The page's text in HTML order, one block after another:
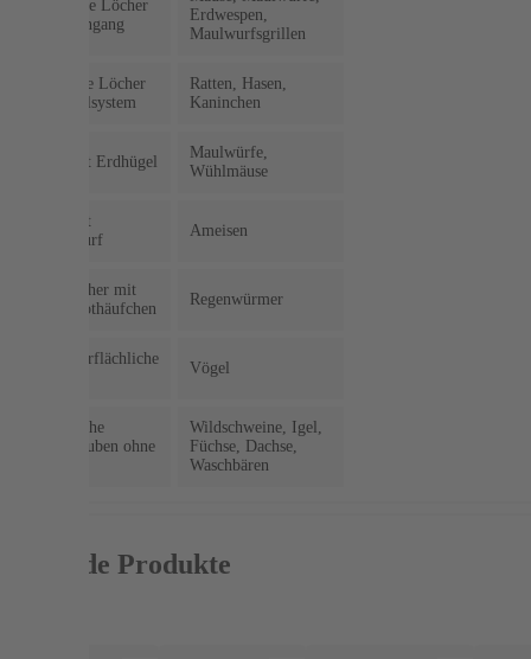
kleine, tiefe Löcher
mit Höhlengang
Erdwespen,
Maulwurfsgrillen
große, tiefe Löcher
mit Tunnelsystem
Ratten, Hasen,
Kaninchen
Löcher mit Erdhügel
Maulwürfe,
Wühlmäuse
Löcher mit
Sandauswurf
Ameisen
kleine Löcher mit
erdigen Kothäufchen
Regenwürmer
große, oberflächliche
Vögel
große, flache
Löcher/Gruben ohne
Wildschweine, Igel,
Füchse, Dachse,
Waschbären
Passende Produkte